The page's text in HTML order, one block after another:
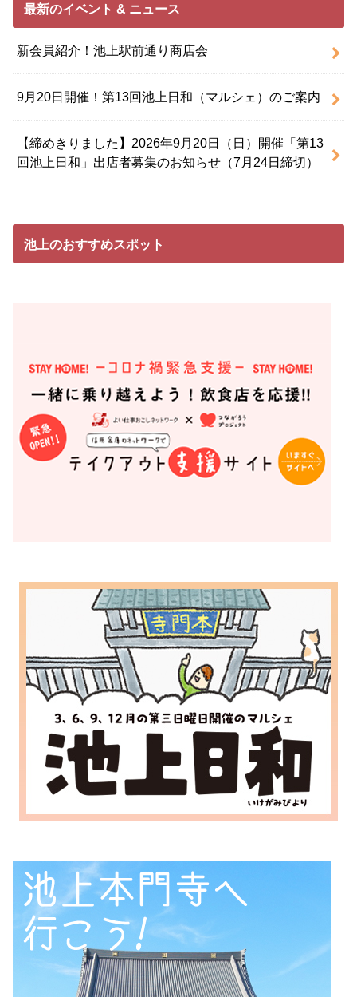
最新のイベント & ニュース
新会員紹介！池上駅前通り商店会
9月20日開催！第13回池上日和（マルシェ）のご案内
【締めきりました】2026年9月20日（日）開催「第13
回池上日和」出店者募集のお知らせ（7月24日締切）
池上のおすすめスポット